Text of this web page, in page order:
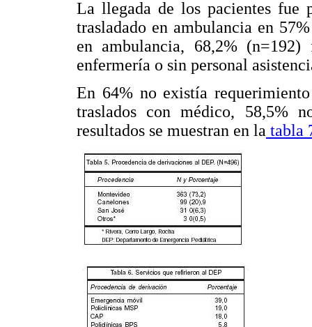
La llegada de los pacientes fue
trasladado en ambulancia en
en ambulancia, 68,2%
enfermería o sin personal
En 64% no existía
traslados con médico, 58,5%
resultados se muestran en la tabla